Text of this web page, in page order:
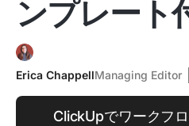
ンプレート
Erica ChappellManaging Editor
ClickUpでワークフ